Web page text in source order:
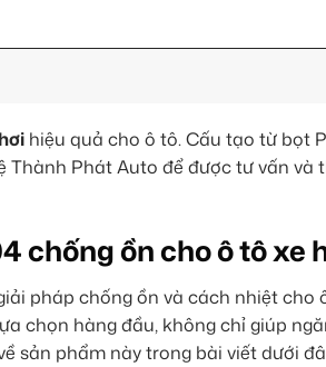
hiệu quả cho ô tô. Cấu tạo từ bọt
Thành Phát Auto để được tư vấn và
chống ồn cho ô tô xe
pháp chống ồn và cách nhiệt cho
chọn hàng đầu, không chỉ giúp
sản phẩm này trong bài viết dưới